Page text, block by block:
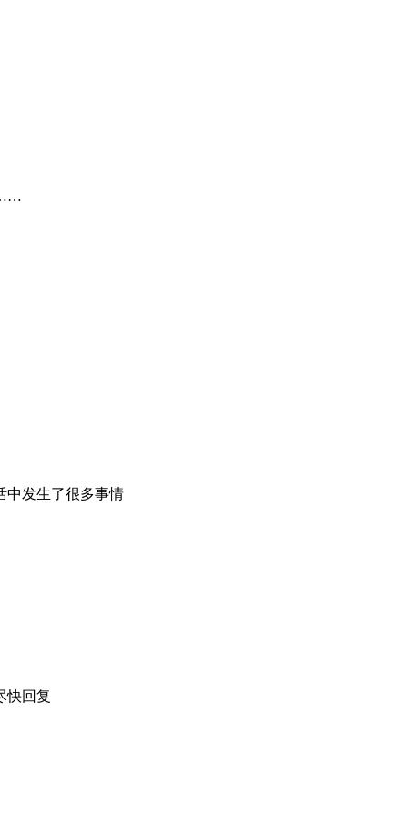
……
中发生了很多事情
快回复